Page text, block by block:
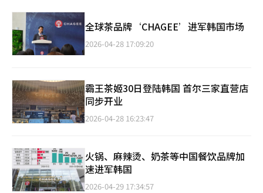
全球茶品牌‘CHAGEE’进军韩国市场
2026-04-28 17:09:20
霸王茶姬30日登陆韩国 首尔三家直营店
同步开业
2026-04-28 16:23:47
火锅、麻辣烫、奶茶等中国餐饮品牌加
速进军韩国
2026-04-29 17:34:57